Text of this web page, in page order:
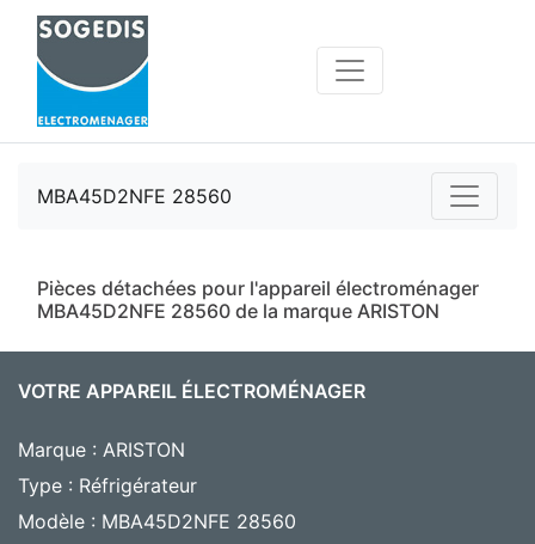
MBA45D2NFE 28560
Pièces détachées pour l'appareil électroménager
MBA45D2NFE 28560 de la marque ARISTON
VOTRE APPAREIL ÉLECTROMÉNAGER
Marque : ARISTON
Type : Réfrigérateur
Modèle : MBA45D2NFE 28560